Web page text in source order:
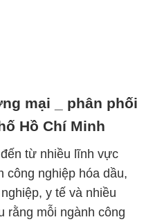
mại _ phân phối
Hồ Chí Minh
từ nhiều lĩnh vực
công nghiệp hóa dầu,
y tế và nhiều
rằng mỗi ngành công